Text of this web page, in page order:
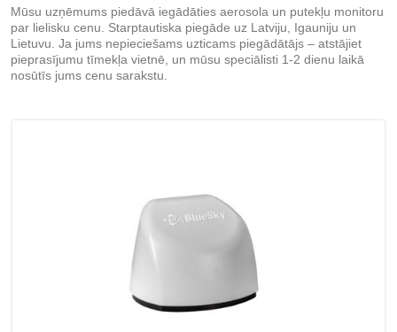
Mūsu uzņēmums piedāvā iegādāties aerosola un putekļu monitoru
par lielisku cenu. Starptautiska piegāde uz Latviju, Igauniju un
Lietuvu. Ja jums nepieciešams uzticams piegādātājs – atstājiet
pieprasījumu tīmekļa vietnē, un mūsu speciālisti 1-2 dienu laikā
nosūtīs jums cenu sarakstu.